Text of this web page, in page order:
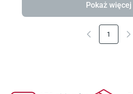
Pokaż więcej
1